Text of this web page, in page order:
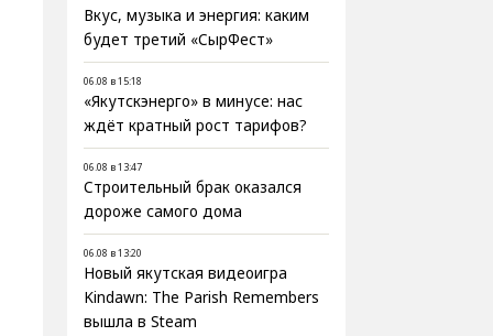
Вкус, музыка и энергия: каким
будет третий «СырФест»
06.08 в 15:18
«Якутскэнерго» в минусе: нас
ждёт кратный рост тарифов?
06.08 в 13:47
Строительный брак оказался
дороже самого дома
06.08 в 13:20
Новый якутская видеоигра
Kindawn: The Parish Remembers
вышла в Steam